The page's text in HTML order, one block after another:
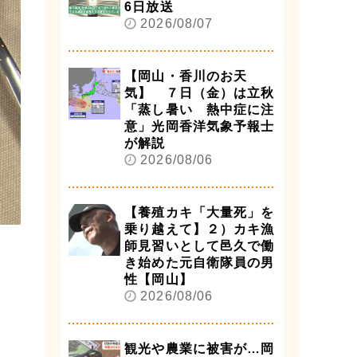
6日放送
2026/08/07
【岡山・香川のお天
気】 ７日（金）は立秋
「蒸し暑い 熱中症に注
意」光岡香洋気象予報士
が解説
2026/08/06
【養殖カキ「大量死」を
乗り越えて】２）カキ漁
師見習いとして邑久で働
き始めた元自衛隊員の男
性【岡山】
2026/08/06
観光や農業に被害が…岡